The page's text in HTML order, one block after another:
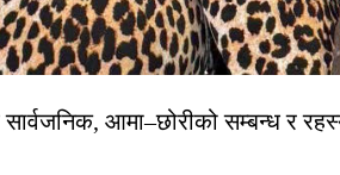
सार्वजनिक, आमा–छोरीको सम्बन्ध र